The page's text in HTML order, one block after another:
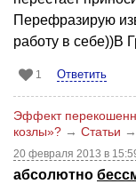
Перефразирую
работу в себе))В
1 Ответить
Эффект
козлы»? → Статьи →
20 февраля 2013 в
абсолютно